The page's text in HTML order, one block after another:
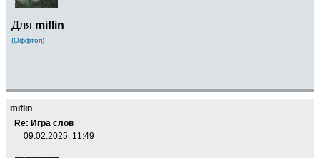
Для miflin
(Оффтоп)
miflin
Re: Игра слов
09.02.2025, 11:49